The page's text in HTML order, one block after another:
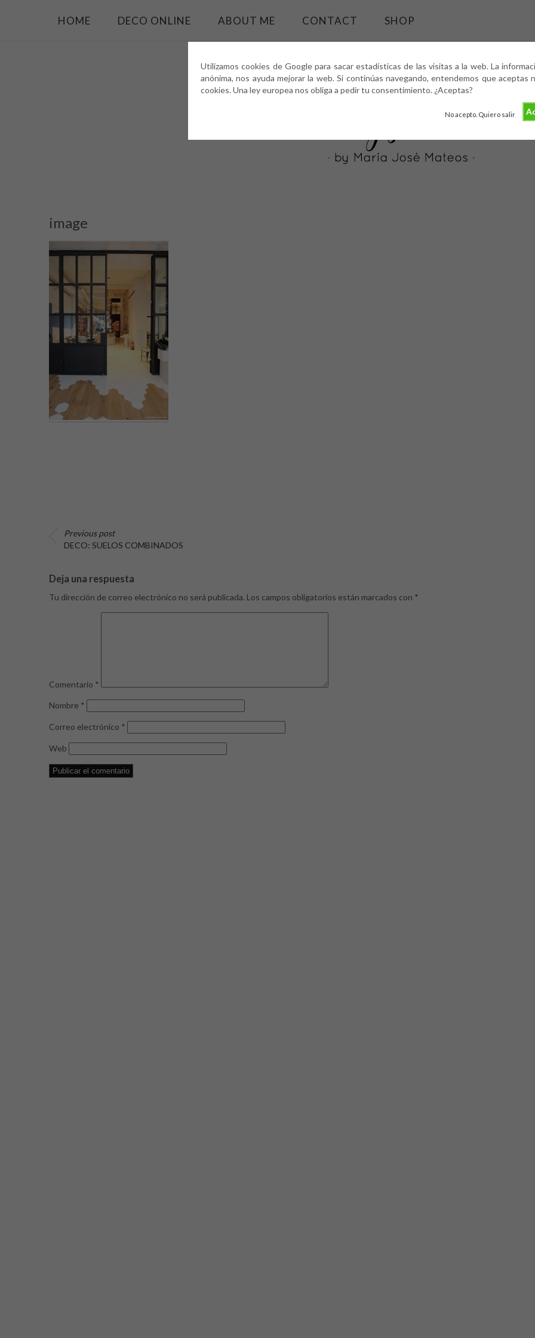
Utilizamos cookies de Google para sacar estadísticas de las visitas a la web. La
anónima, nos ayuda mejorar la web. Si continúas navegando, entendemos que aceptas
cookies. Una ley europea nos obliga a pedir tu consentimiento. ¿Aceptas?
No acepto. Quiero salir
HOME DECO ONLINE ABOUT ME CONTACT SHOP
image
Previous post
DECO: SUELOS COMBINADOS
Deja una respuesta
Tu dirección de correo electrónico no será publicada. Los campos obligatorios están marcados con *
Comentario *
Nombre *
Correo electrónico *
Web